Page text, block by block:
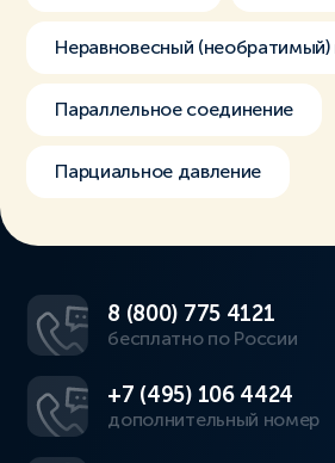
Неравновесный (необратимый)
Параллельное соединение
Парциальное давление
8 (800) 775 4121
бесплатно по России
+7 (495) 106 4424
дополнительный номер